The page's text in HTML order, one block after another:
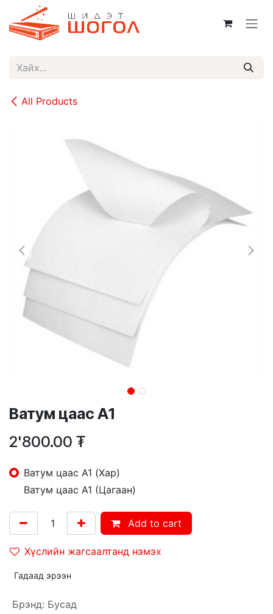
Skip to Content
All Products
Ватум цаас А1
2'800.00 ₮
Ватум цаас А1 (Хар)
Ватум цаас А1 (Цагаан)
Add to cart
Хүслийн жагсаалтанд нэмэх
Гадаад эрээн
Брэнд: Бусад